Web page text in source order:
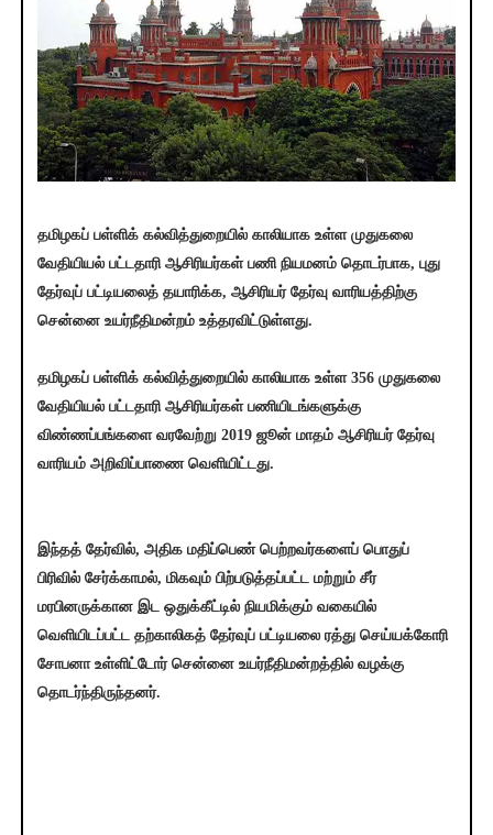
தமிழகப் பள்ளிக் கல்வித்துறையில் காலியாக உள்ள முதுகலை
வேதியியல் பட்டதாரி ஆசிரியர்கள் பணி நியமனம் தொடர்பாக, புது
தேர்வுப் பட்டியலைத் தயாரிக்க, ஆசிரியர் தேர்வு வாரியத்திற்கு
சென்னை உயர்நீதிமன்றம் உத்தரவிட்டுள்ளது.
தமிழகப் பள்ளிக் கல்வித்துறையில் காலியாக உள்ள 356 முதுகலை
வேதியியல் பட்டதாரி ஆசிரியர்கள் பணியிடங்களுக்கு
விண்ணப்பங்களை வரவேற்று 2019 ஜூன் மாதம் ஆசிரியர் தேர்வு
வாரியம் அறிவிப்பாணை வெளியிட்டது.
இந்தத் தேர்வில், அதிக மதிப்பெண் பெற்றவர்களைப் பொதுப்
பிரிவில் சேர்க்காமல், மிகவும் பிற்படுத்தப்பட்ட மற்றும் சீர்
மரபினருக்கான இட ஒதுக்கீட்டில் நியமிக்கும் வகையில்
வெளியிடப்பட்ட தற்காலிகத் தேர்வுப் பட்டியலை ரத்து செய்யக்கோரி
சோபனா உள்ளிட்டோர் சென்னை உயர்நீதிமன்றத்தில் வழக்கு
தொடர்ந்திருந்தனர்.